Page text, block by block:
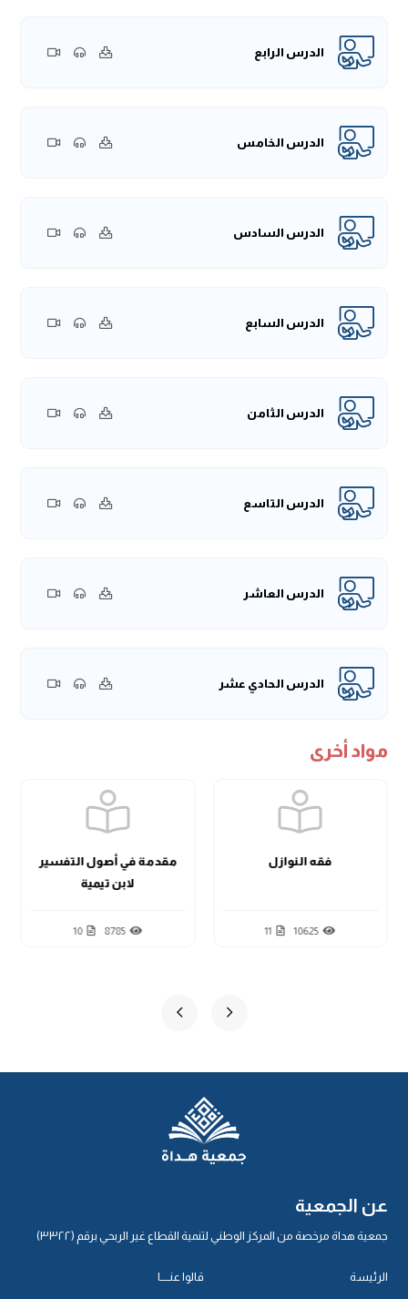
الدرس الرابع
الدرس الخامس
الدرس السادس
الدرس السابع
الدرس الثامن
الدرس التاسع
الدرس العاشر
الدرس الحادي عشر
مواد أخرى
فقه النوازل
10625
11
مقدمة في أصول التفسير
لابن تيمية
8785
10
عن الجمعية
جمعية هداة مرخصة من المركز الوطني لتنمية القطاع غير الربحي برقم (٣٣٢٢)
الرئيسة قالوا عنـــــا